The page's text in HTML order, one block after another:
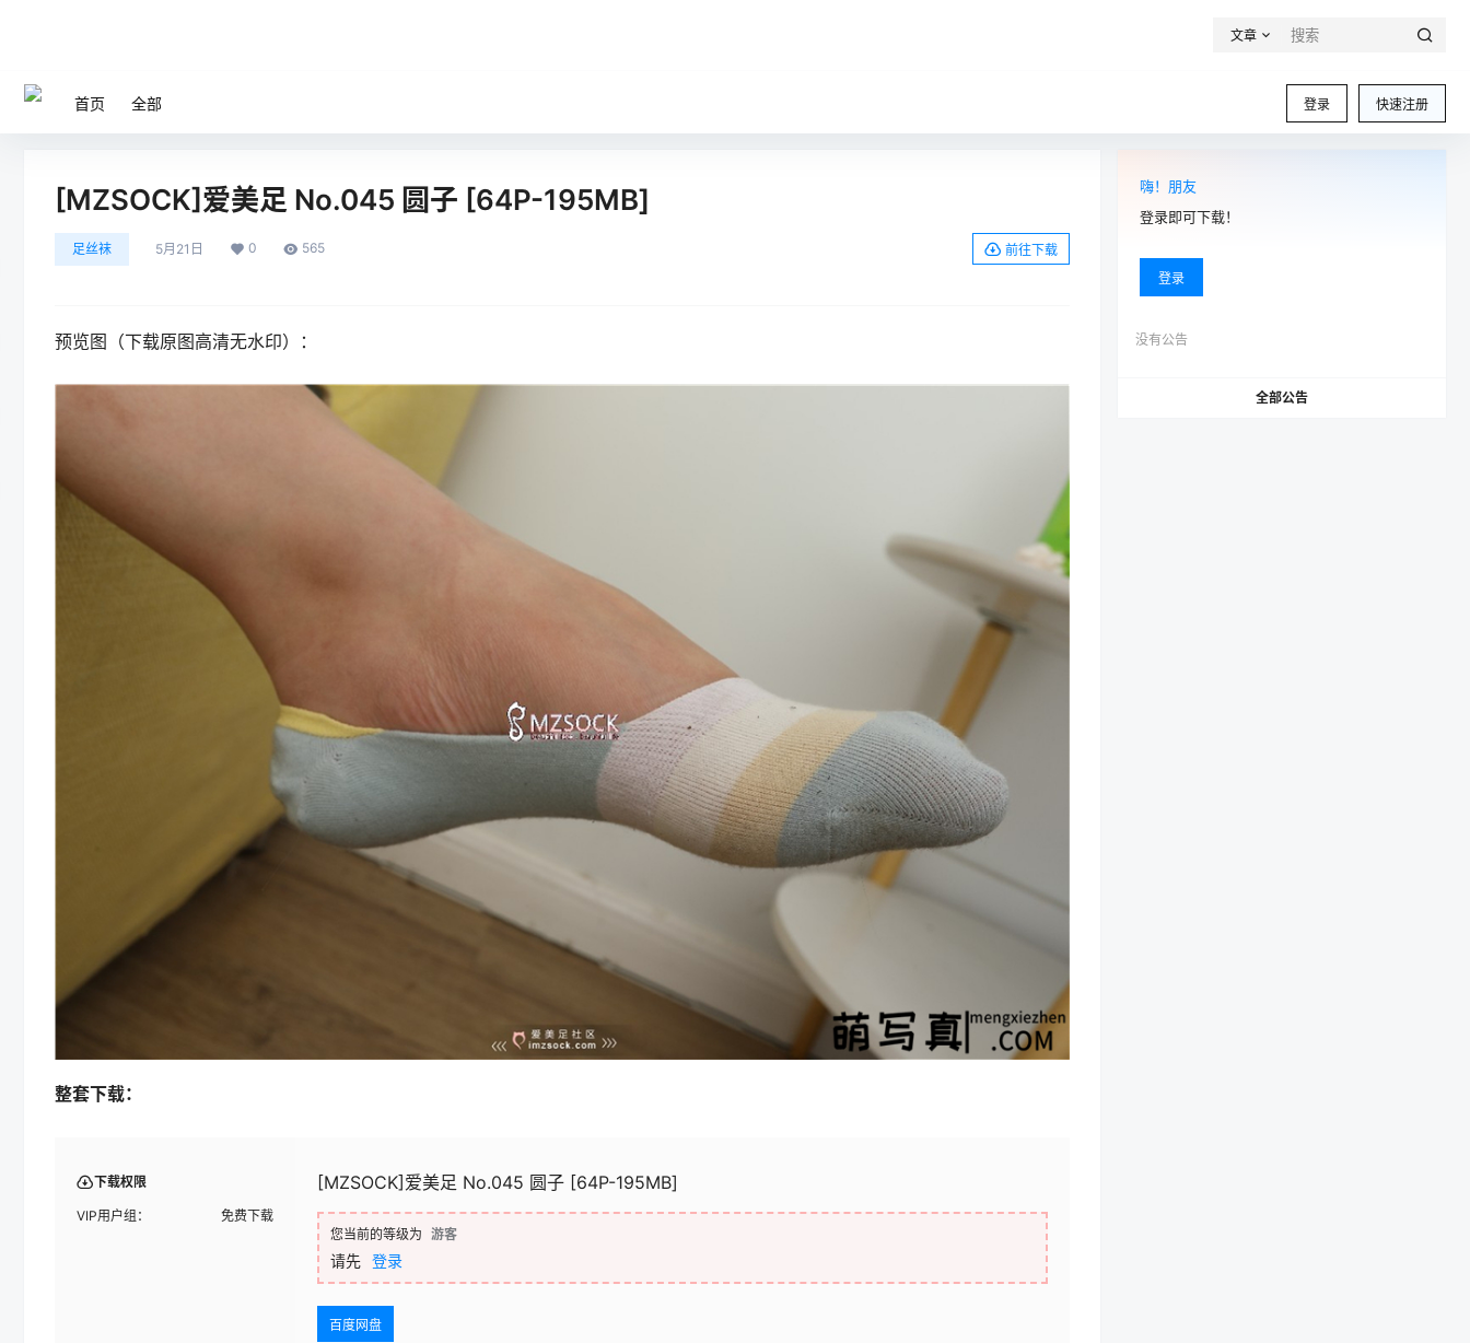
文章
登录 快速注册
首页 全部
[MZSOCK]爱美足 No.045 圆子 [64P-195MB]
足丝袜 5月21日 0 565 前往下载
预览图（下载原图高清无水印）：
整套下载：
下载权限
VIP用户组： 免费下载
[MZSOCK]爱美足 No.045 圆子 [64P-195MB]
您当前的等级为 游客
请先 登录
百度网盘
嗨！朋友
登录即可下载！
登录
没有公告
全部公告